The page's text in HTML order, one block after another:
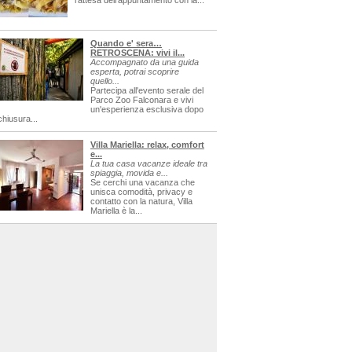
Quando e' sera…
RETROSCENA: vivi il...
Accompagnato da una guida
esperta, potrai scoprire
quello...
Partecipa all'evento serale del
Parco Zoo Falconara e vivi
un'esperienza esclusiva dopo
Villa Mariella: relax, comfort
e...
La tua casa vacanze ideale tra
spiaggia, movida e...
Se cerchi una vacanza che
unisca comodità, privacy e
contatto con la natura, Villa
Mariella è la...